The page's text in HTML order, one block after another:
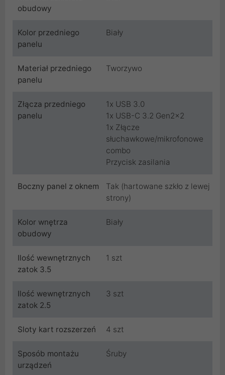
obudowy
Kolor przedniego
panelu
Biały
Materiał przedniego
panelu
Tworzywo
Złącza przedniego
panelu
1x USB 3.0
1x USB-C 3.2 Gen2x2
1x Złącze
słuchawkowe/mikrofonowe
combo
Przycisk zasilania
Boczny panel z oknem
Tak (hartowane szkło z lewej
strony)
Kolor wnętrza
obudowy
Biały
Ilość wewnętrznych
zatok 3.5
1 szt
Ilość wewnętrznych
zatok 2.5
3 szt
Sloty kart rozszerzeń 4 szt
Sposób montażu
urządzeń
Śruby